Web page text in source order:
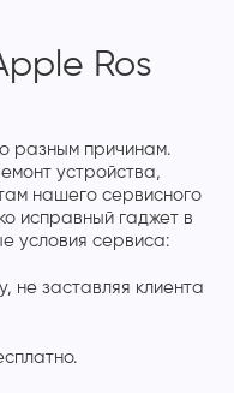
Ros
разным причинам.
устройства,
нашего сервисного
исправный гаджет в
условия сервиса:
не заставляя клиента